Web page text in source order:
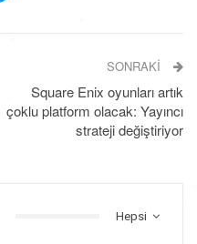
SONRAKI
Square Enix oyunları artık
çoklu platform olacak: Yayıncı
strateji değiştiriyor
Hepsi